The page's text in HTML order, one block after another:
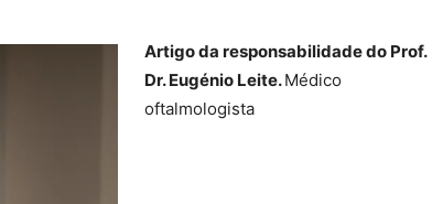
Artigo da responsabilidade do Prof.
Dr. Eugénio Leite.Médico
oftalmologista